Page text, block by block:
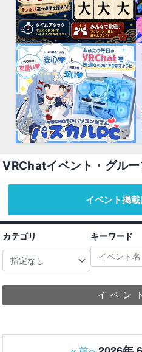
VRChatイベント・グル
イベント掲載
カテゴリ キーワード
イベン